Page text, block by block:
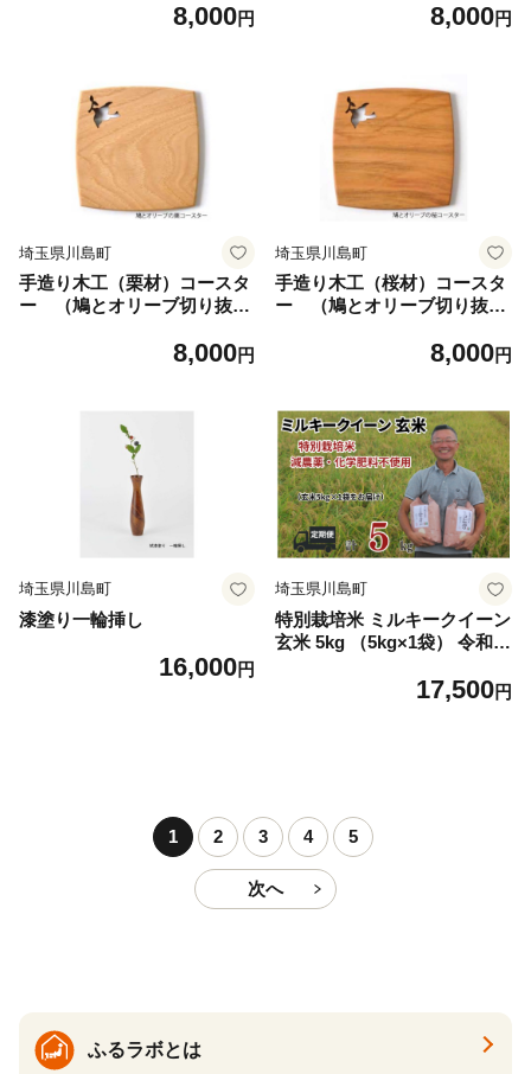
8,000円 8,000円
埼玉県川島町
手造り木工（栗材）コースタ
ー （鳩とオリーブ切り抜
8,000円
埼玉県川島町
手造り木工（桜材）コースタ
ー （鳩とオリーブ切り抜
8,000円
埼玉県川島町
漆塗り一輪挿し
16,000円
埼玉県川島町
特別栽培米 ミルキークイーン
玄米 5kg （5kg×1袋） 令和7
精米 減農薬 化学肥料不使用
17,500円
1 2 3 4 5
次へ
ふるラボとは